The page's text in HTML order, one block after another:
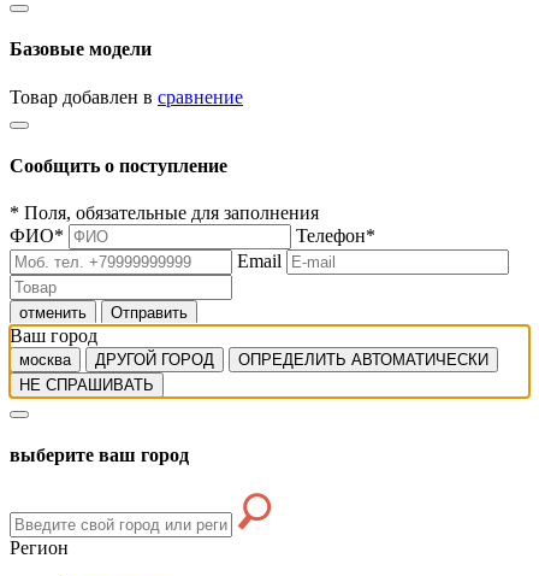
Базовые модели
Товар добавлен в сравнение
Сообщить о поступление
* Поля, обязательные для заполнения
ФИО* Телефон*
Email
отменить Отправить
Ваш город
москва ДРУГОЙ ГОРОД
ОПРЕДЕЛИТЬ АВТОМАТИЧЕСКИ
НЕ СПРАШИВАТЬ
выберите ваш город
Регион